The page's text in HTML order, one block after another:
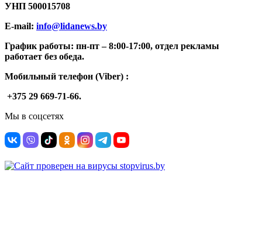
УНП 500015708
E-mail: info@lidanews.by
График работы: пн-пт –8:00-17:00, отдел рекламы
работает без обеда.
Мобильный телефон (Viber) :
+375 29 669-71-66.
Мы в соцсетях